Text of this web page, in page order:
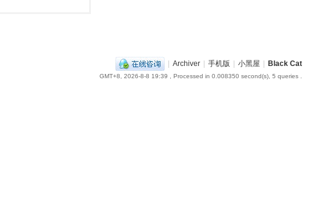
| Archiver | 手机版 | 小黑屋 | Black Cat
GMT+8, 2026-8-8 19:39 , Processed in 0.008350 second(s), 5 queries .